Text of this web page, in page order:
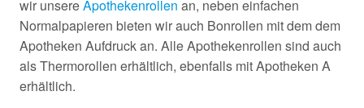
wir unsereApothekenrollen an, neben einfachen
Normalpapieren bieten wir auch Bonrollen mit dem dem
Apotheken Aufdruck an. Alle Apothekenrollen sind auch
als Thermorollen erhältlich, ebenfalls mit Apotheken A
erhältlich.